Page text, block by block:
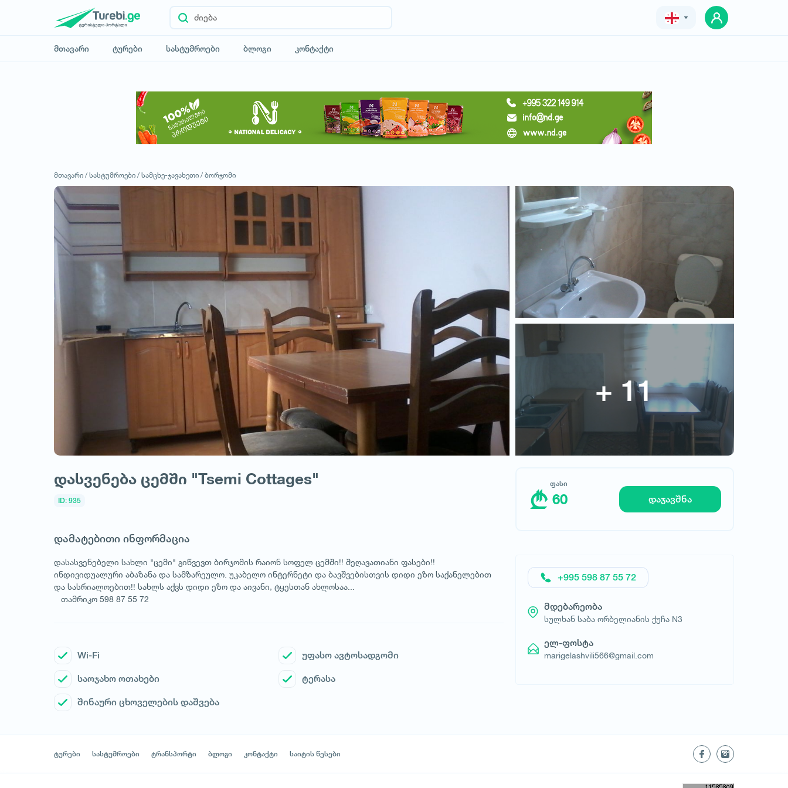
მთავარი ტურები სასტუმროები ბლოგი კონტაქტი
მოითხოვე სასტუმრო
დასვენება ცემში "Tsemi
Cottages"
ფასი
60
მთავარი / სასტუმროები / სამცხე-ჯავახეთი / ბორჯომი
დასვენება ცემში "Tsemi Cottages"
ID: 935
დამატებითი ინფორმაცია
დასასვენებელი სახლი "ცემი" გიწვევთ ბირჯომის რაიონ სოფელ ცემში!! შეღავათიანი ფასები!!
ინდივიდუალური აბაზანა და სამზარეულო. უკაბელო ინტერნეტი და ბავშვებისთვის დიდი ეზო საქანელებით
და სასრიალოებით!! სახლს აქვს დიდი ეზო და აივანი, ტყესთან ახლოსაა...
თამრიკო 598 87 55 72
Wi-Fi უფასო ავტოსადგომი
საოჯახო ოთახები ტერასა
შინაური ცხოველების დაშვება
ფასი
60 დაჯავშნა
+995 598 87 55 72
მდებარეობა
სულხან საბა ორბელიანის ქუჩა N3
ელ-ფოსტა
marigelashvili566@gmail.com
ტურები სასტუმროები ტრანსპორტი ბლოგი კონტაქტი საიტის წესები